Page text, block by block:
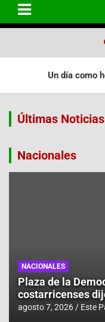
Un día como
Plaza de la
Últimas Noticias
Nacionales
NACIONALES
Plaza de la
costarricenses
agosto 7, 2026 Este